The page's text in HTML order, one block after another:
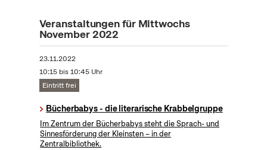
Veranstaltungen für Mittwochs
November 2022
23.11.2022
10:15 bis 10:45 Uhr
Eintritt frei
Bücherbabys - die literarische Krabbelgruppe
Im Zentrum der Bücherbabys steht die Sprach- und
Sinnesförderung der Kleinsten – in der
Zentralbibliothek.